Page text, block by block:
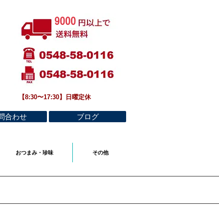
9000
​【8:30〜17:30】日曜定休
合わせ ブログ
おつまみ・珍味 その他